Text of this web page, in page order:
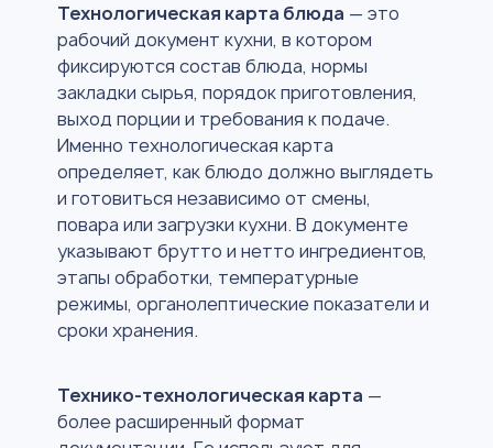
Технологическая карта блюда — это
рабочий документ кухни, в котором
фиксируются состав блюда, нормы
закладки сырья, порядок приготовления,
выход порции и требования к подаче.
Именно технологическая карта
определяет, как блюдо должно выглядеть
и готовиться независимо от смены,
повара или загрузки кухни. В документе
указывают брутто и нетто ингредиентов,
этапы обработки, температурные
режимы, органолептические показатели и
сроки хранения.
Технико-технологическая карта —
более расширенный формат